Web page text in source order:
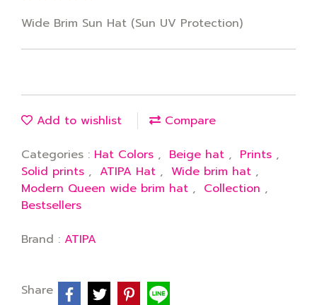
Wide Brim Sun Hat (Sun UV Protection)
Add to wishlist
Compare
Categories : Hat Colors , Beige hat , Prints ,
Solid prints , ATIPA Hat , Wide brim hat ,
Modern Queen wide brim hat , Collection ,
Bestsellers
Brand : ATIPA
Share